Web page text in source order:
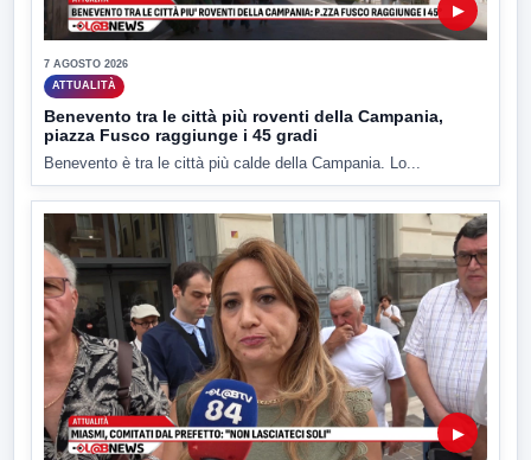
▶
7 AGOSTO 2026
ATTUALITÀ
Benevento tra le città più roventi della Campania,
piazza Fusco raggiunge i 45 gradi
Benevento è tra le città più calde della Campania. Lo...
▶